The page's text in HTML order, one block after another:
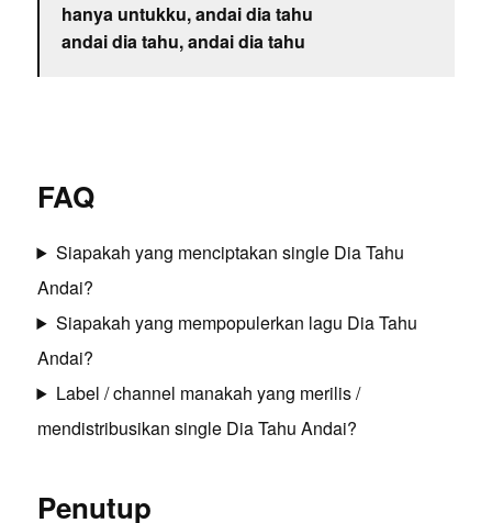
hanya untukku, andai dia tahu
andai dia tahu, andai dia tahu
FAQ
Siapakah yang menciptakan single Dia Tahu
Andai?
Siapakah yang mempopulerkan lagu Dia Tahu
Andai?
Label / channel manakah yang merilis /
mendistribusikan single Dia Tahu Andai?
Penutup